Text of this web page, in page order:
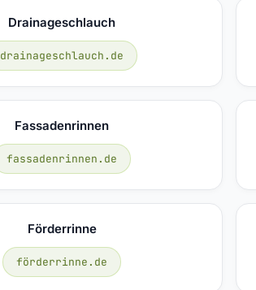
Drainageschlauch
drainageschlauch.de
Fassadenrinnen
fassadenrinnen.de
Förderrinne
förderrinne.de